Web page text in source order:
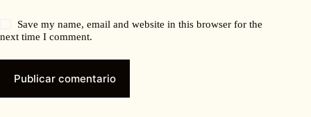
Save my name, email and website in this browser for the
next time I comment.
Publicar comentario